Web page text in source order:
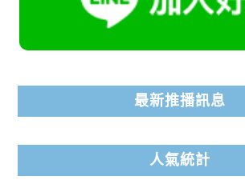
最新推播訊息
人氣統計